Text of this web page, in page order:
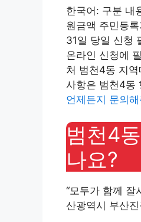
한국어: 구분 내
원금액 주민등
31일 당일 신청
온라인 신청에
처 범천4동 지
사항은 범천4동
언제든지 문의
범천4
나요?
“모두가 함께 잘
산광역시 부산